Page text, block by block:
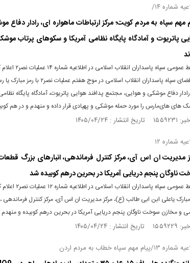
شماره ۱۴/
مهم سپاه به مردم کویت؛ مرکز ارتباطات ماهواره ای، رادار
پاتریوت و آمادگاه پایگاه نظامی آمریکا و سکوهای پرتاب
روابط عمومی
هوافضای سپاه پاسداران انقلاب
دفاع موشکی و هوایی، مجتمع پدافند هوایی پاتریوت، آمادگاه پایگاه
های های‌مارس را مورد حمله موشکی و پهپادی قرار داده و منهدم و در هم
: ۱۴۰۵/۰۴/۲۴
شماره ۱۲
مدیریت ان اس آی، مرکز کنترل فرماندهی، انبارهای بزرگ
ناوگان پنجم دریایی آمریکا در بحرین درهم کوبیده شد
یاعلی ابن ابی طالب (ع)، مرکز مدیریت ان اس آی، مرکز کنترل فرماندهی
و مخازن سوخت ناوگان پنجم دریایی آمریکا در بحرین درهم کوبیده و
: ۱۴۰۵/۰۴/۲۴
۱۳/پیام مهم سپاه خطاب به مردم اردن